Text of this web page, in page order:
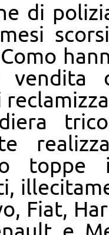
di
Fiat,